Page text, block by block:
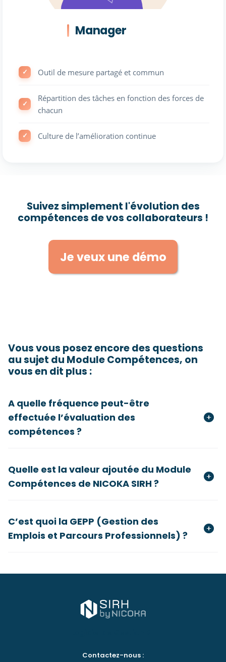
Manager
Outil de mesure partagé et commun
Répartition des tâches en fonction des forces de
chacun
Culture de l’amélioration continue
Suivez simplement l'évolution des
compétences de vos collaborateurs !
Je veux une démo
Vous vous posez encore des questions
au sujet du Module Compétences, on
vous en dit plus :
A quelle fréquence peut-être
effectuée l’évaluation des
compétences ?
Quelle est la valeur ajoutée du Module
Compétences de NICOKA SIRH ?
C’est quoi la GEPP (Gestion des
Emplois et Parcours Professionnels) ?
Contactez-nous :